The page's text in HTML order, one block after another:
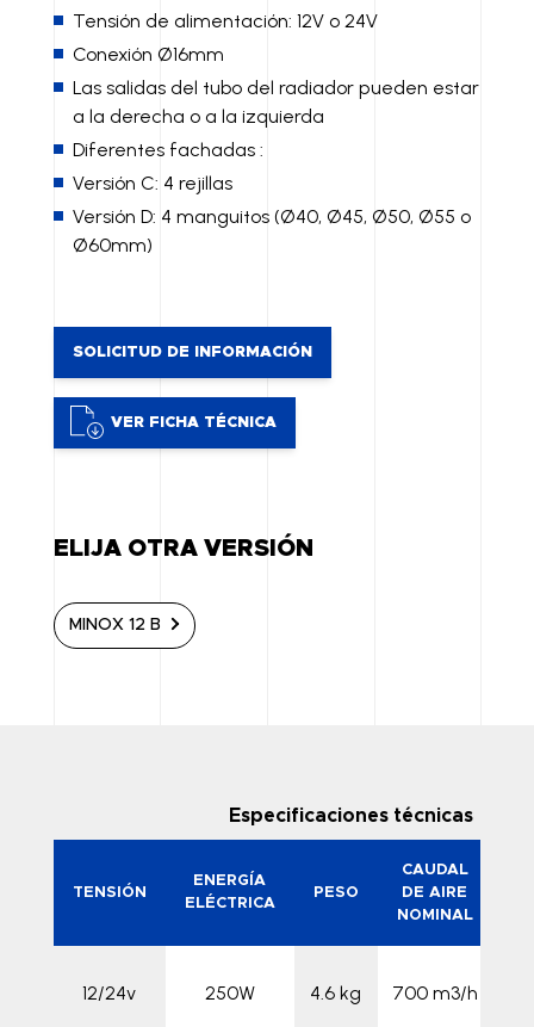
Tensión de alimentación: 12V o 24V
Conexión Ø16mm
Las salidas del tubo del radiador pueden estar
a la derecha o a la izquierda
Diferentes fachadas :
Versión C: 4 rejillas
Versión D: 4 manguitos (Ø40, Ø45, Ø50, Ø55 o
Ø60mm)
SOLICITUD DE INFORMACIÓN
VER FICHA TÉCNICA
ELIJA OTRA VERSIÓN
MINOX 12 B
Especificaciones técnicas
TENSIÓN
ENERGÍA
ELÉCTRICA
PESO
CAUDAL
DE AIRE
NOMINAL
12/24v 250W 4.6 kg 700 m3/h